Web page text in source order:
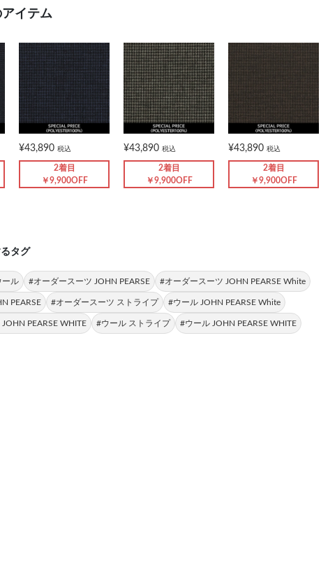
アイテム
¥43,890 税込
2着目
￥9,900OFF
¥43,890 税込
2着目
￥9,900OFF
¥43,890 税込
2着目
￥9,900OFF
タグ
ール #オーダースーツ JOHN PEARSE #オーダースーツ JOHN PEARSE White
PEARSE #オーダースーツ ストライプ #ウール JOHN PEARSE White
PEARSE WHITE #ウール ストライプ #ウール JOHN PEARSE WHITE